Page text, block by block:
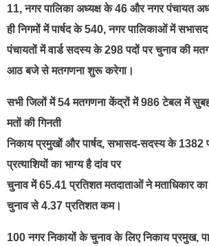
11, नगर पालिका अध्यक्ष के 46 और नगर पंचायत
ही निगमों में पार्षद के 540, नगर पालिकाओं में
पंचायतों में वार्ड सदस्य के 298 पदों पर चुनाव की
आठ बजे से मतगणना शुरू करेगा।
सभी जिलों में 54 मतगणना केंद्रों में 986 टेबल में
मतों की गिनती
निकाय प्रमुखों और पार्षद, सभासद-सदस्य के 1382
प्रत्याशियों का भाग्य है दांव पर
चुनाव में 65.41 प्रतिशत मतदाताओं ने मताधिकार
चुनाव से 4.37 प्रतिशत कम।
100 नगर निकायों के चुनाव के लिए निकाय प्रमुख,